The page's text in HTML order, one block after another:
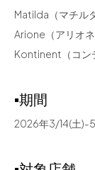
Matilda（マチルダ
Arione（アリオネ
Kontinent（コン
▪期間
2026年3/14(土)-